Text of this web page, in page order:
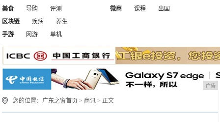
美食
导购 评测
微商
课程
出国
区块链
疾病
养生
手游
网游 单机
广告
您的位置： 广东之窗首页 > 商讯 > 正文